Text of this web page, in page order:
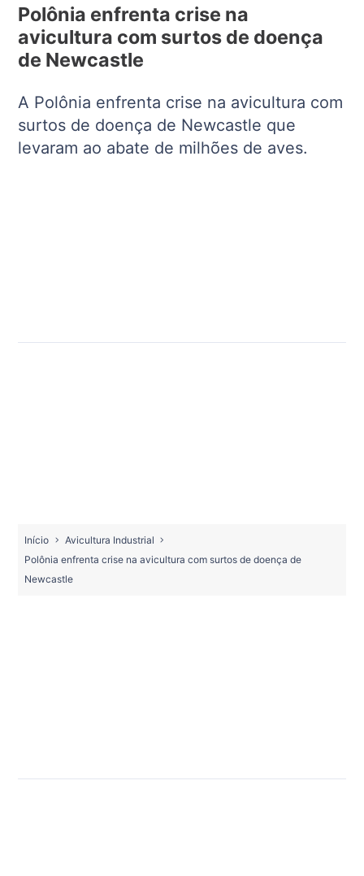
Polônia enfrenta crise na
avicultura com surtos de doença
de Newcastle
A Polônia enfrenta crise na avicultura com
surtos de doença de Newcastle que
levaram ao abate de milhões de aves.
Início
Avicultura Industrial
Polônia enfrenta crise na avicultura com surtos de doença de
Newcastle